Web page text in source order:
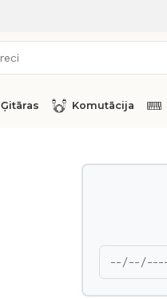
Ģitāras Komutācija